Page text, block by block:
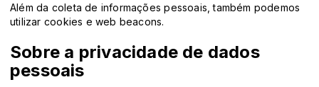
Além da coleta de informações pessoais, também podemos
utilizar cookies e web beacons.
Sobre a privacidade de dados
pessoais